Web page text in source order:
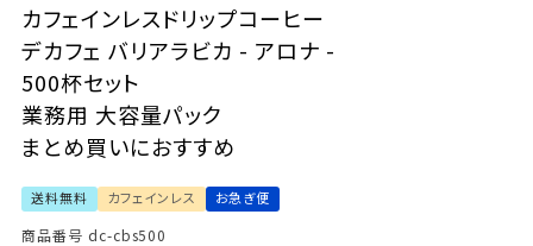
カフェインレスドリップコーヒー
デカフェ バリアラビカ - アロナ -
500杯セット
業務用 大容量パック
まとめ買いにおすすめ
送料無料 カフェインレス お急ぎ便
商品番号 dc-cbs500